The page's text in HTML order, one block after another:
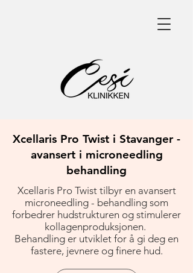
Xcellaris Pro Twist i Stavanger -
avansert i microneedling
behandling
Xcellaris Pro Twist tilbyr en avansert
microneedling - behandling som
forbedrer hudstrukturen og stimulerer
kollagenproduksjonen.
Behandling er utviklet for å gi deg en
fastere, jevnere og finere hud.